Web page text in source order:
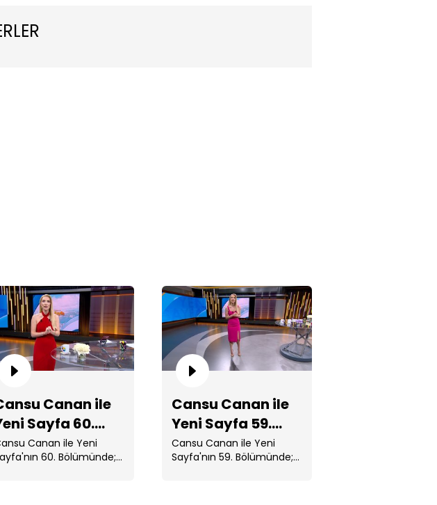
Cansu Canan ile Yeni Sayfa 58.
Bölüm
Canan ile
Sayfa 60.
Canan ile Yeni
60. Bölümünde;
Cansu Canan ile
Yeni Sayfa 59.
Bölüm
Cansu Canan ile Yeni
Sayfa'nın 59. Bölümünde;